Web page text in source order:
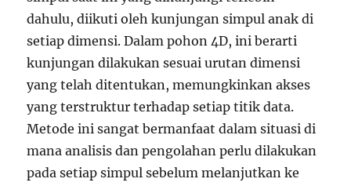
dahulu, diikuti oleh kunjungan simpul anak di
setiap dimensi. Dalam pohon 4D, ini berarti
kunjungan dilakukan sesuai urutan dimensi
yang telah ditentukan, memungkinkan akses
yang terstruktur terhadap setiap titik data.
Metode ini sangat bermanfaat dalam situasi di
mana analisis dan pengolahan perlu dilakukan
pada setiap simpul sebelum melanjutkan ke